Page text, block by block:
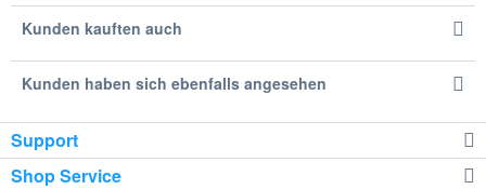
Kunden kauften auch
Kunden haben sich ebenfalls angesehen
Support
Shop Service